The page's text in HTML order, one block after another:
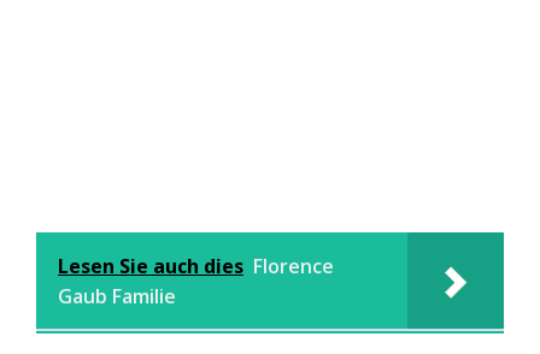
Lesen Sie auch dies Florence
Gaub Familie